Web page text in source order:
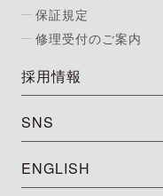
保証規定
修理受付のご案内
採用情報
SNS
ENGLISH